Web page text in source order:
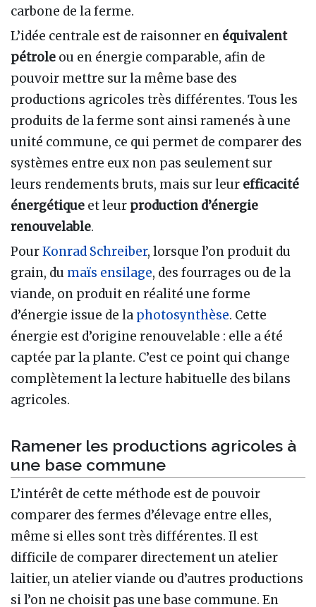
carbone de la ferme.
L’idée centrale est de raisonner en équivalent
pétrole ou en énergie comparable, afin de
pouvoir mettre sur la même base des
productions agricoles très différentes. Tous les
produits de la ferme sont ainsi ramenés à une
unité commune, ce qui permet de comparer des
systèmes entre eux non pas seulement sur
leurs rendements bruts, mais sur leur efficacité
énergétique et leur production d’énergie
renouvelable.
PourKonrad Schreiber, lorsque l’on produit du
grain, du maïs ensilage, des fourrages ou de la
viande, on produit en réalité une forme
d’énergie issue de la photosynthèse. Cette
énergie est d’origine renouvelable : elle a été
captée par la plante. C’est ce point qui change
complètement la lecture habituelle des bilans
agricoles.
Ramener les productions agricoles à
une base commune
L’intérêt de cette méthode est de pouvoir
comparer des fermes d’élevage entre elles,
même si elles sont très différentes. Il est
difficile de comparer directement un atelier
laitier, un atelier viande ou d’autres productions
si l’on ne choisit pas une base commune. En